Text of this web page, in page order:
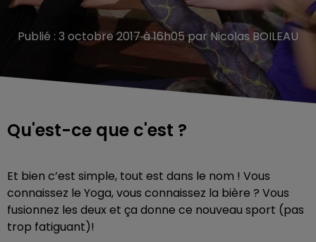
Publié : 3 octobre 2017 à 16h05 par Nicolas BOILEAU
Qu'est-ce que c'est ?
Et bien c’est simple, tout est dans le nom ! Vous
connaissez le Yoga, vous connaissez la bière ? Vous
fusionnez les deux et ça donne ce nouveau sport (pas
trop fatiguant)!